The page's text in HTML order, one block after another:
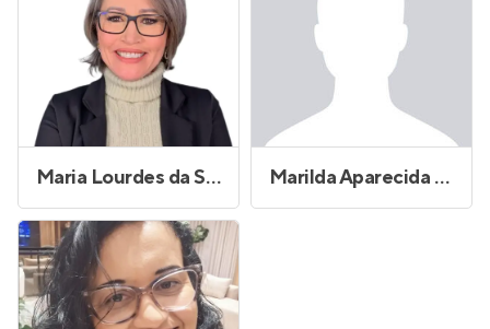
Maria Lourdes da Silva Marilda Aparecida da Silva Tomaz